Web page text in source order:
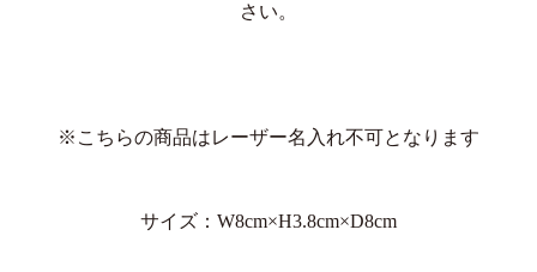
さい。
※こちらの商品はレーザー名入れ不可となります
サイズ：W8cm×H3.8cm×D8cm